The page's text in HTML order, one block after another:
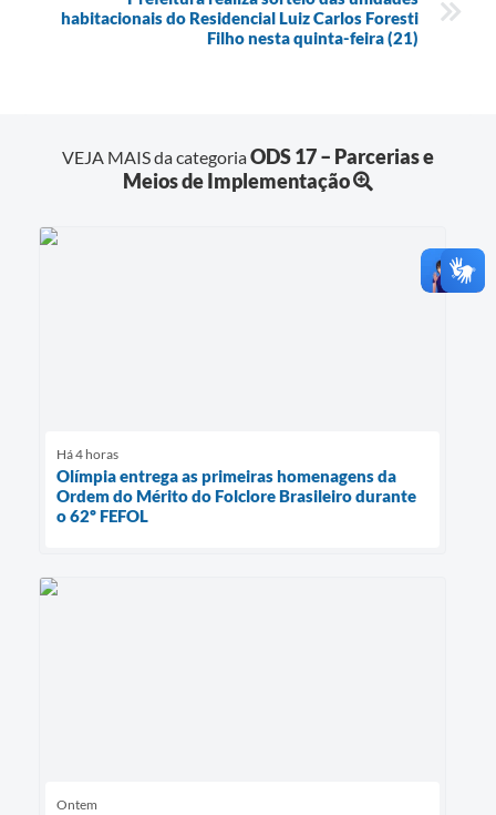
habitacionais do Residencial Luiz Carlos Foresti
Filho nesta quinta-feira (21)
VEJA MAIS da categoriaODS 17 – Parcerias e
Meios de Implementação
Há 4 horas
Olímpia entrega as primeiras homenagens da
Ordem do Mérito do Folclore Brasileiro durante
o 62º FEFOL
Ontem